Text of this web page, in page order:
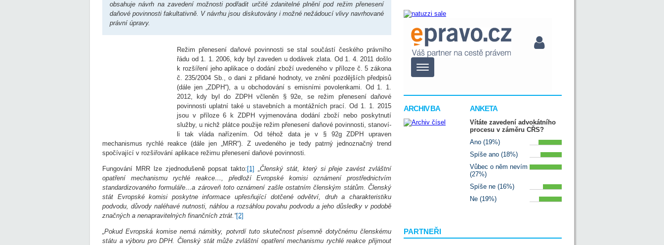
ARCHIV BA ANKETA
Vítáte zavedení advokátního
procesu v záměru CŘS?
Ano (19%)
Spíše ano (18%)
Vůbec o něm nevím
(27%)
Spíše ne (16%)
Ne (19%)
PARTNEŘI
obsahuje návrh na zavedení možnosti podřadit určité zdanitelné plnění pod režim přenesení
daňové povinnosti fakultativně. V návrhu jsou diskutovány i možné nežádoucí vlivy navrhované
právní úpravy.
Režim přenesení daňové povinnosti se stal součástí českého právního
řádu od 1. 1. 2006, kdy byl zaveden u dodávek zlata. Od 1. 4. 2011 došlo
k rozšíření jeho aplikace o dodání zboží uvedeného v příloze č. 5 zákona
č. 235/2004 Sb., o dani z přidané hodnoty, ve znění pozdějších předpisů
(dále jen „ZDPH“), a u obchodování s emisními povolenkami. Od 1. 1.
2012, kdy byl do ZDPH včleněn § 92e, se režim přenesení daňové
povinnosti uplatní také u stavebních a montážních prací. Od 1. 1. 2015
jsou v příloze 6 k ZDPH vyjmenována dodání zboží nebo poskytnutí
služby, u nichž plátce použije režim přenesení daňové povinnosti, stanoví-
li tak vláda nařízením. Od téhož data je v § 92g ZDPH upraven
mechanismus rychlé reakce (dále jen „MRR“). Z uvedeného je tedy patrný jednoznačný trend
spočívající v rozšiřování aplikace režimu přenesení daňové povinnosti.
Fungování MRR lze zjednodušeně popsat takto: [1]
„Členský stát, který si přeje zavést zvláštní
opatření mechanismu rychlé reakce…, předloží Evropské komisi oznámení prostřednictvím
standardizovaného formuláře…a zároveň toto oznámení zašle ostatním členským státům. Členský
stát Evropské komisi poskytne informace upřesňující dotčené odvětví, druh a charakteristiku
podvodu, důvody naléhavé nutnosti, náhlou a rozsáhlou povahu podvodu a jeho důsledky v podobě
značných a nenapravitelných finančních ztrát.“[2]
„Pokud Evropská komise nemá námitky, potvrdí tuto skutečnost písemně dotyčnému členskému
státu a výboru pro DPH. Členský stát může zvláštní opatření mechanismu rychlé reakce přijmout